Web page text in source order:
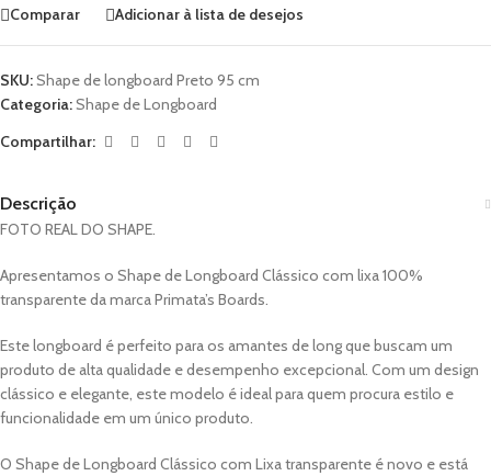
Comparar Adicionar à lista de desejos
SKU:Shape de longboard Preto 95 cm
Categoria:Shape de Longboard
Compartilhar:
Descrição
FOTO REAL DO SHAPE.
Apresentamos o Shape de Longboard Clássico com lixa 100%
transparente da marca Primata’s Boards.
Este longboard é perfeito para os amantes de long que buscam um
produto de alta qualidade e desempenho excepcional. Com um design
clássico e elegante, este modelo é ideal para quem procura estilo e
funcionalidade em um único produto.
O Shape de Longboard Clássico com Lixa transparente é novo e está